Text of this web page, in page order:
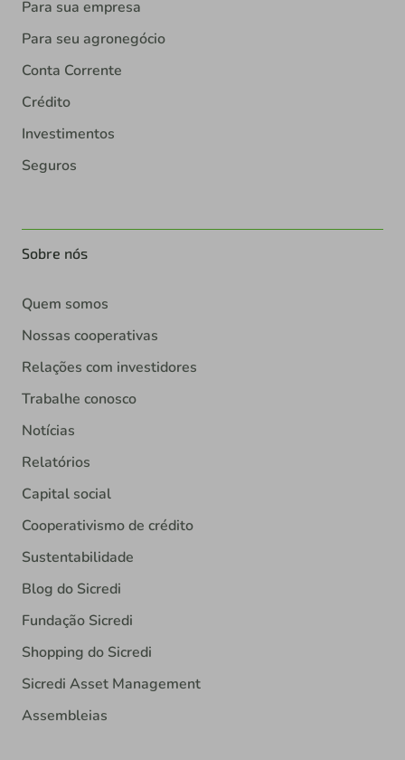
Para sua empresa
Para seu agronegócio
Conta Corrente
Crédito
Investimentos
Seguros
Sobre nós
Quem somos
Nossas cooperativas
Relações com investidores
Trabalhe conosco
Notícias
Relatórios
Capital social
Cooperativismo de crédito
Sustentabilidade
Blog do Sicredi
Fundação Sicredi
Shopping do Sicredi
Sicredi Asset Management
Assembleias